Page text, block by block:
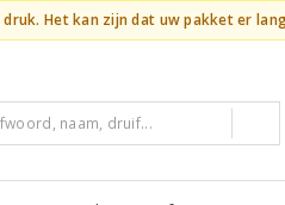
Het kan zijn dat uw pakket er